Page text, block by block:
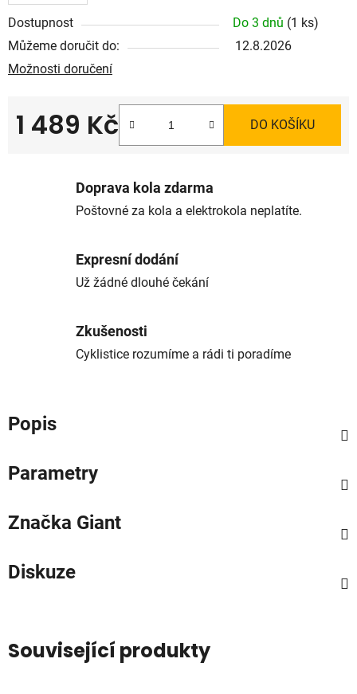
Dostupnost Do 3 dnů (1 ks)
Můžeme doručit do:
12.8.2026
Možnosti doručení
1 489 Kč DO KOŠÍKU
Doprava kola zdarma
Poštovné za kola a elektrokola neplatíte.
Expresní dodání
Už žádné dlouhé čekání
Zkušenosti
Cyklistice rozumíme a rádi ti poradíme
Popis
Parametry
Značka Giant
Diskuze
Související produkty